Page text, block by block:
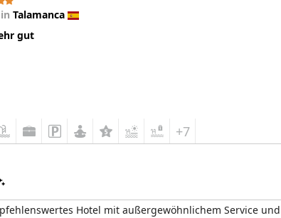
Talamanca
gut
+7
Hotel mit außergewöhnlichem Service